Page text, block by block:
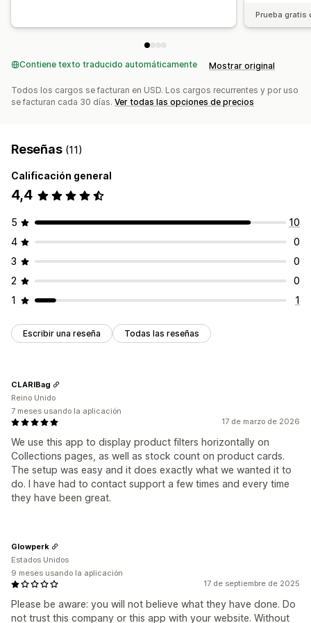
Información útil de comportamiento
Búsquedas
Prueba gratis
Contiene texto traducido automáticamente Mostrar original
Todos los cargos se facturan en USD. Los cargos recurrentes y por uso
se facturan cada 30 días. Ver todas las opciones de precios
Reseñas (11)
Calificación general
4,4
5
10
4
0
3
0
2
0
1
1
Escribir una reseña Todas las reseñas
17 de marzo de 2026
We use this app to display product filters horizontally on
Collections pages, as well as stock count on product cards.
The setup was easy and it does exactly what we wanted it to
do. I have had to contact support a few times and every time
they have been great.
CLARIBag
Reino Unido
7 meses usando la aplicación
17 de septiembre de 2025
Please be aware: you will not believe what they have done. Do
not trust this company or this app with your website. Without
Glowperk
Estados Unidos
9 meses usando la aplicación